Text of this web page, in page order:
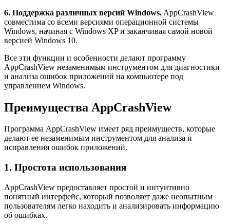
6. Поддержка различных версий Windows. AppCrashView
совместима со всеми версиями операционной системы
Windows, начиная с Windows XP и заканчивая самой новой
версией Windows 10.
Все эти функции и особенности делают программу
AppCrashView незаменимым инструментом для диагностики
и анализа ошибок приложений на компьютере под
управлением Windows.
Преимущества AppCrashView
Программа AppCrashView имеет ряд преимуществ, которые
делают ее незаменимым инструментом для анализа и
исправления ошибок приложений.
1. Простота использования
AppCrashView предоставляет простой и интуитивно
понятный интерфейс, который позволяет даже неопытным
пользователям легко находить и анализировать информацию
об ошибках.